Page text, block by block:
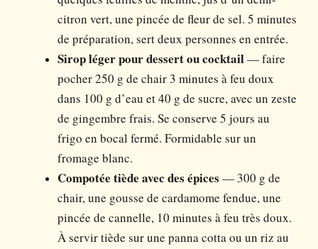
citron vert, une pincée de fleur de sel. 5 minutes
de préparation, sert deux personnes en entrée.
Sirop léger pour dessert ou cocktail— faire
pocher 250 g de chair 3 minutes à feu doux
dans 100 g d’eau et 40 g de sucre, avec un zeste
de gingembre frais. Se conserve 5 jours au
frigo en bocal fermé. Formidable sur un
fromage blanc.
Compotée tiède avec des épices — 300 g de
chair, une gousse de cardamome fendue, une
pincée de cannelle, 10 minutes à feu très doux.
À servir tiède sur une panna cotta ou un riz au